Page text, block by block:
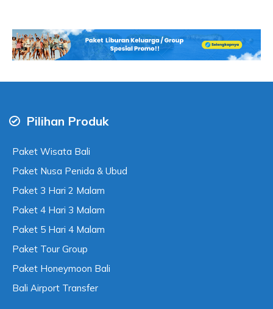
Pilihan Produk
Paket Wisata Bali
Paket Nusa Penida & Ubud
Paket 3 Hari 2 Malam
Paket 4 Hari 3 Malam
Paket 5 Hari 4 Malam
Paket Tour Group
Paket Honeymoon Bali
Bali Airport Transfer